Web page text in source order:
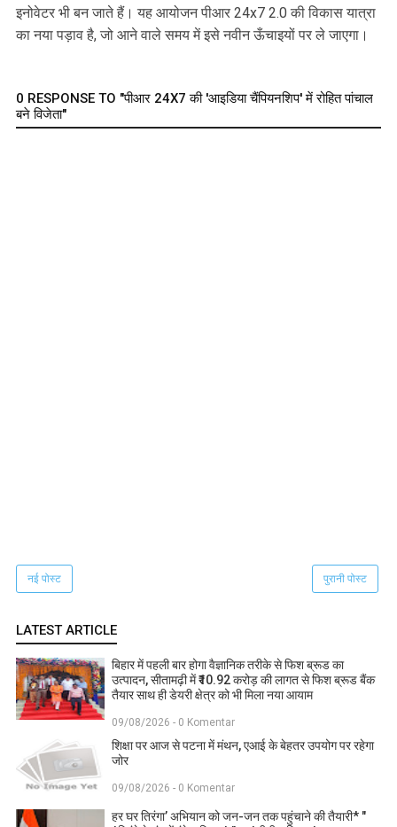
इनोवेटर भी बन जाते हैं। यह आयोजन पीआर 24x7 2.0 की विकास यात्रा
का नया पड़ाव है, जो आने वाले समय में इसे नवीन ऊँचाइयों पर ले जाएगा।
0 RESPONSE TO "पीआर 24X7 की 'आइडिया चैंपियनशिप' में रोहित पांचाल
बने विजेता"
नई पोस्ट पुरानी पोस्ट
LATEST ARTICLE
बिहार में पहली बार होगा वैज्ञानिक तरीके से फिश ब्रूड का
उत्पादन, सीतामढ़ी में ₹10.92 करोड़ की लागत से फिश ब्रूड बैंक
तैयार साथ ही डेयरी क्षेत्र को भी मिला नया आयाम
09/08/2026 - 0 Komentar
शिक्षा पर आज से पटना में मंथन, एआई के बेहतर उपयोग पर रहेगा
जोर
09/08/2026 - 0 Komentar
हर घर तिरंगा’ अभियान को जन-जन तक पहुंचाने की तैयारी* "